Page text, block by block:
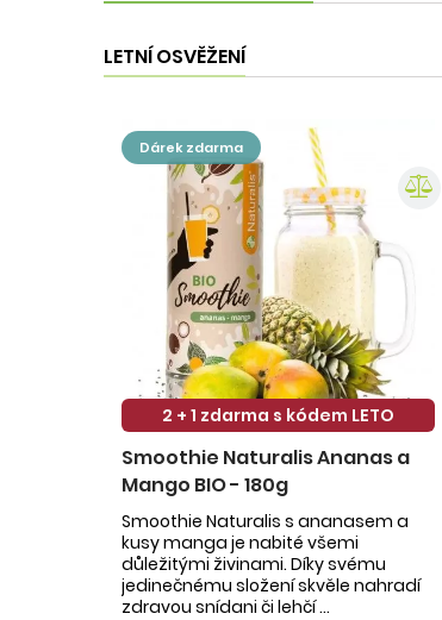
LETNÍ OSVĚŽENÍ
dárek zdarma
2 + 1 zdarma s kódem LETO
Smoothie Naturalis Ananas a
Mango BIO - 180g
Smoothie Naturalis s ananasem a
kusy manga je nabité všemi
důležitými živinami. Díky svému
jedinečnému složení skvěle nahradí
zdravou snídani či lehčí ...